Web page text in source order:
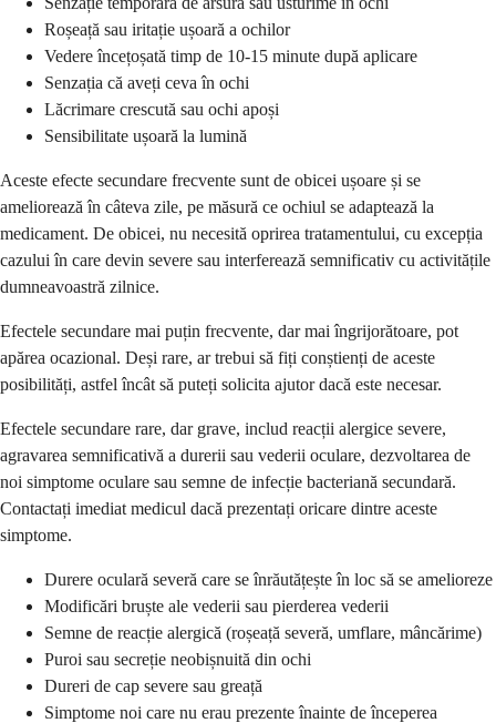
Roșeață sau iritație ușoară a ochilor
Vedere încețoșată timp de 10-15 minute după aplicare
Senzația că aveți ceva în ochi
Lăcrimare crescută sau ochi apoși
Sensibilitate ușoară la lumină
Aceste efecte secundare frecvente sunt de obicei ușoare și se
ameliorează în câteva zile, pe măsură ce ochiul se adaptează la
medicament. De obicei, nu necesită oprirea tratamentului, cu excepția
cazului în care devin severe sau interferează semnificativ cu activitățile
dumneavoastră zilnice.
Efectele secundare mai puțin frecvente, dar mai îngrijorătoare, pot
apărea ocazional. Deși rare, ar trebui să fiți conștienți de aceste
posibilități, astfel încât să puteți solicita ajutor dacă este necesar.
Efectele secundare rare, dar grave, includ reacții alergice severe,
agravarea semnificativă a durerii sau vederii oculare, dezvoltarea de
noi simptome oculare sau semne de infecție bacteriană secundară.
Contactați imediat medicul dacă prezentați oricare dintre aceste
simptome.
Durere oculară severă care se înrăutățește în loc să se amelioreze
Modificări bruște ale vederii sau pierderea vederii
Semne de reacție alergică (roșeață severă, umflare, mâncărime)
Puroi sau secreție neobișnuită din ochi
Dureri de cap severe sau greață
Simptome noi care nu erau prezente înainte de începerea